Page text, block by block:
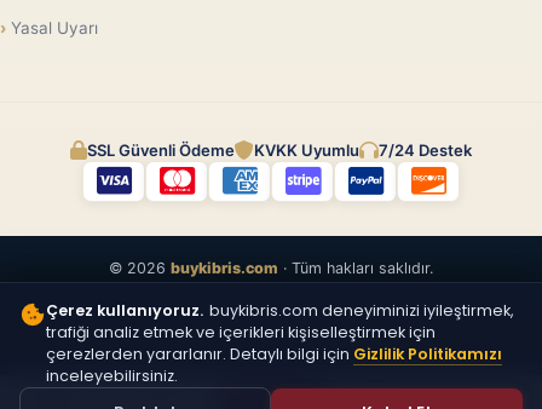
Yasal Uyarı
SSL Güvenli Ödeme KVKK Uyumlu 7/24 Destek
© 2026 buykibris.com · Tüm hakları saklıdır.
Çerez kullanıyoruz. buykibris.com deneyiminizi iyileştirmek,
trafiği analiz etmek ve içerikleri kişiselleştirmek için
çerezlerden yararlanır. Detaylı bilgi için Gizlilik Politikamızı
inceleyebilirsiniz.